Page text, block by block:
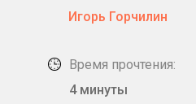
Игорь Горчилин
Время прочтения:
4 минуты